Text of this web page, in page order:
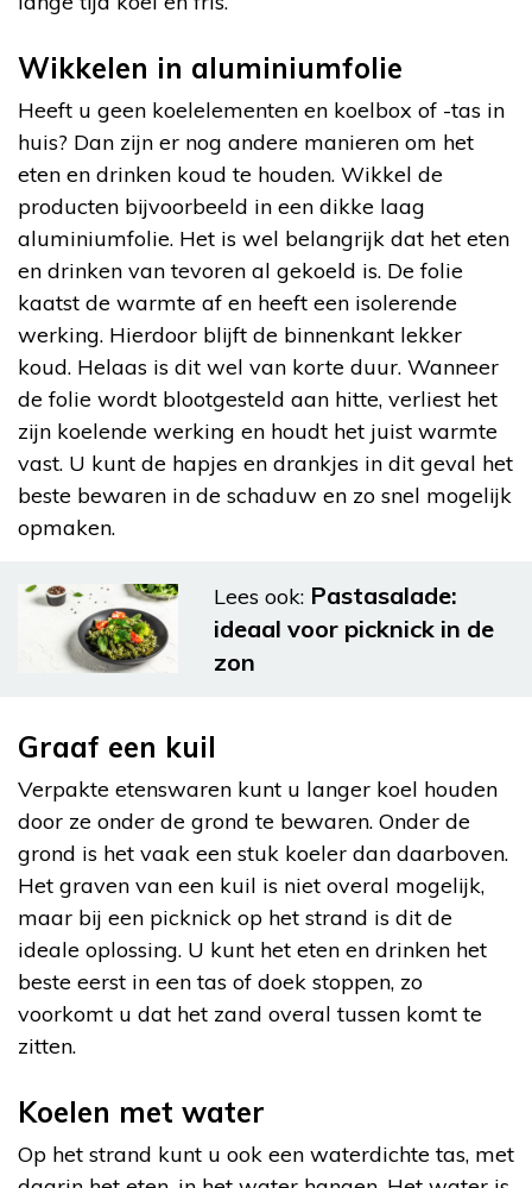
Wikkelen in aluminiumfolie
Heeft u geen koelelementen en koelbox of -tas in
huis? Dan zijn er nog andere manieren om het
eten en drinken koud te houden. Wikkel de
producten bijvoorbeeld in een dikke laag
aluminiumfolie. Het is wel belangrijk dat het eten
en drinken van tevoren al gekoeld is. De folie
kaatst de warmte af en heeft een isolerende
werking. Hierdoor blijft de binnenkant lekker
koud. Helaas is dit wel van korte duur. Wanneer
de folie wordt blootgesteld aan hitte, verliest het
zijn koelende werking en houdt het juist warmte
vast. U kunt de hapjes en drankjes in dit geval het
beste bewaren in de schaduw en zo snel mogelijk
opmaken.
Lees ook: Pastasalade:
ideaal voor picknick in de
zon
Graaf een kuil
Verpakte etenswaren kunt u langer koel houden
door ze onder de grond te bewaren. Onder de
grond is het vaak een stuk koeler dan daarboven.
Het graven van een kuil is niet overal mogelijk,
maar bij een picknick op het strand is dit de
ideale oplossing. U kunt het eten en drinken het
beste eerst in een tas of doek stoppen, zo
voorkomt u dat het zand overal tussen komt te
zitten.
Koelen met water
Op het strand kunt u ook een waterdichte tas, met